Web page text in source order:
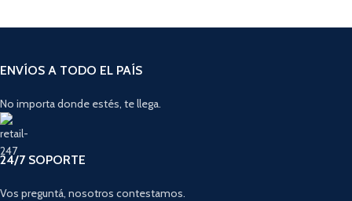
ENVÍOS A TODO EL PAÍS
No importa donde estés, te llega.
24/7 SOPORTE
Vos preguntá, nosotros contestamos.